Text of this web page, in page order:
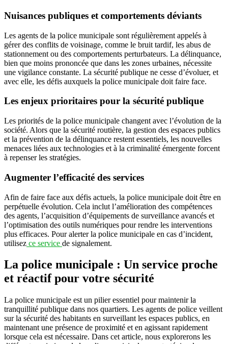
Nuisances publiques et comportements déviants
Les agents de la police municipale sont régulièrement appelés à
gérer des conflits de voisinage, comme le bruit tardif, les abus de
stationnement ou des comportements perturbateurs. La délinquance,
bien que moins prononcée que dans les zones urbaines, nécessite
une vigilance constante. La sécurité publique ne cesse d’évoluer, et
avec elle, les défis auxquels la police municipale doit faire face.
Les enjeux prioritaires pour la sécurité publique
Les priorités de la police municipale changent avec l’évolution de la
société. Alors que la sécurité routière, la gestion des espaces publics
et la prévention de la délinquance restent essentiels, les nouvelles
menaces liées aux technologies et à la criminalité émergente forcent
à repenser les stratégies.
Augmenter l’efficacité des services
Afin de faire face aux défis actuels, la police municipale doit être en
perpétuelle évolution. Cela inclut l’amélioration des compétences
des agents, l’acquisition d’équipements de surveillance avancés et
l’optimisation des outils numériques pour rendre les interventions
plus efficaces. Pour alerter la police municipale en cas d’incident,
utilisez ce service de signalement.
La police municipale : Un service proche
et réactif pour votre sécurité
La police municipale est un pilier essentiel pour maintenir la
tranquillité publique dans nos quartiers. Les agents de police veillent
sur la sécurité des habitants en surveillant les espaces publics, en
maintenant une présence de proximité et en agissant rapidement
lorsque cela est nécessaire. Dans cet article, nous explorerons les